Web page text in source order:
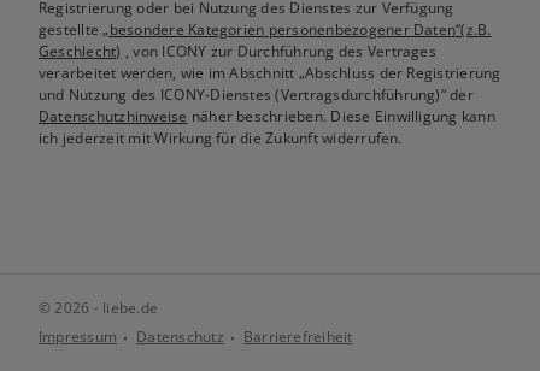
Registrierung oder bei Nutzung des Dienstes zur Verfügung
gestellte„besondere Kategorien personenbezogener Daten“(z.B.
Geschlecht) , von ICONY zur Durchführung des Vertrages
verarbeitet werden, wie im Abschnitt „Abschluss der Registrierung
und Nutzung des ICONY-Dienstes (Vertragsdurchführung)“ der
Datenschutzhinweise näher beschrieben. Diese Einwilligung kann
ich jederzeit mit Wirkung für die Zukunft widerrufen.
© 2026 - liebe.de
Impressum
Datenschutz Barrierefreiheit